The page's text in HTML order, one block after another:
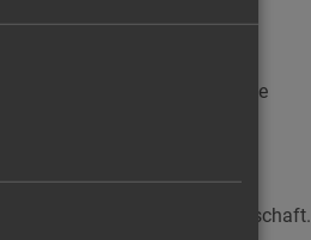
gemacht, neue Ansätze
Ort mit einer aktiven Bürgerschaft.